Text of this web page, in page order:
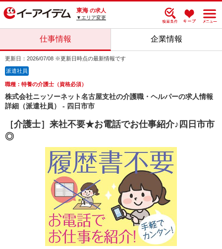
東海 の求人
▼エリア変更
仕事情報 企業情報
更新日：2026/07/08 ※更新日時点の最新情報です
派遣社員
職種：特養の介護士（資格必須）
株式会社ニッソーネット名古屋支社の介護職・ヘルパーの求人情報
詳細（派遣社員） - 四日市市
［介護士］来社不要★お電話でお仕事紹介♪四日市市
◎